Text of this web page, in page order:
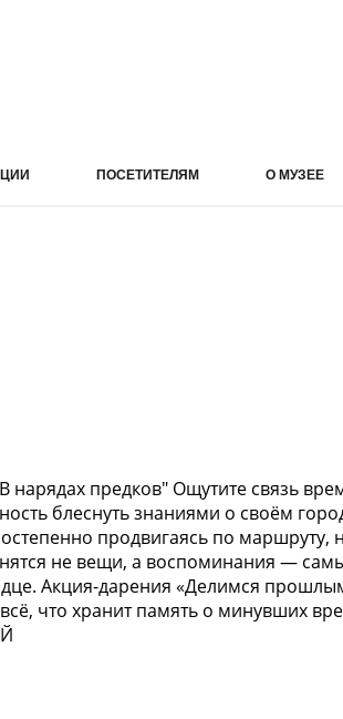
ПОСЕТИТЕЛЯМ О МУЗЕЕ
предков" Ощутите связь
блеснуть знаниями о своём
продвигаясь по маршруту,
не вещи, а воспоминания —
Акция-дарения «Делимся
что хранит память о минувших